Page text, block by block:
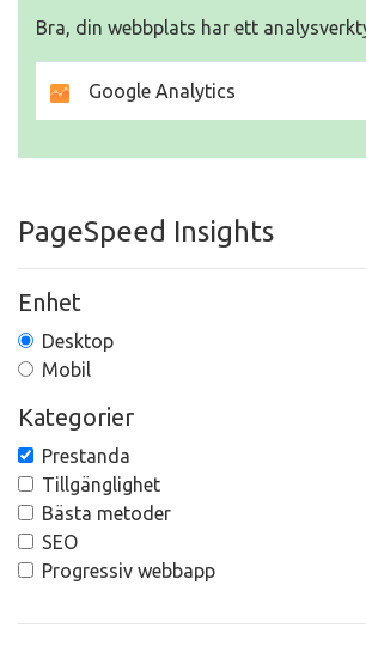
Bra, din webbplats har ett
Google Analytics
PageSpeed Insights
Enhet
Desktop
Mobil
Kategorier
Prestanda
Tillgänglighet
Bästa metoder
SEO
Progressiv webbapp